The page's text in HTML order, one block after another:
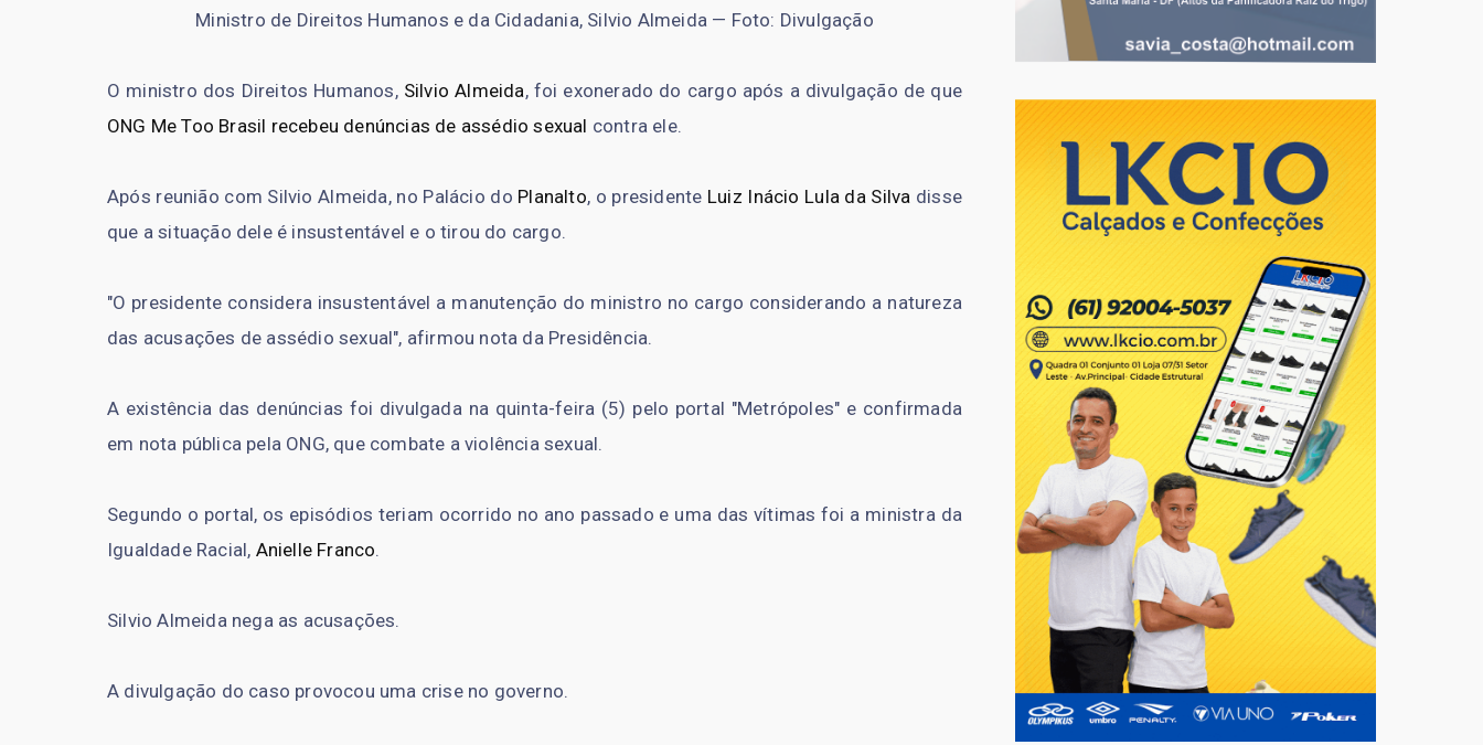
Ministro de Direitos Humanos e da Cidadania, Silvio Almeida — Foto: Divulgação
O ministro dos Direitos Humanos, Silvio Almeida, foi exonerado do cargo após a divulgação de que
ONG Me Too Brasil recebeu denúncias de assédio sexual contra ele.
Após reunião com Silvio Almeida, no Palácio do Planalto, o presidente Luiz Inácio Lula da Silva disse
que a situação dele é insustentável e o tirou do cargo.
"O presidente considera insustentável a manutenção do ministro no cargo considerando a natureza
das acusações de assédio sexual", afirmou nota da Presidência.
A existência das denúncias foi divulgada na quinta-feira (5) pelo portal "Metrópoles" e confirmada
em nota pública pela ONG, que combate a violência sexual.
Segundo o portal, os episódios teriam ocorrido no ano passado e uma das vítimas foi a ministra da
Igualdade Racial, Anielle Franco.
Silvio Almeida nega as acusações.
A divulgação do caso provocou uma crise no governo.